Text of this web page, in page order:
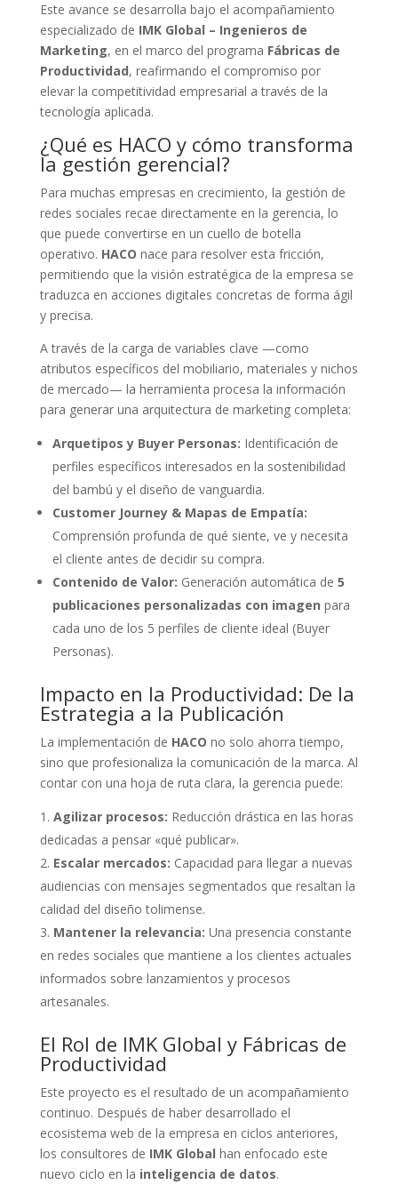
Este avance se desarrolla bajo el acompañamiento
especializado de IMK Global – Ingenieros de
Marketing, en el marco del programa Fábricas de
Productividad, reafirmando el compromiso por
elevar la competitividad empresarial a través de la
tecnología aplicada.
¿Qué es HACO y cómo transforma
la gestión gerencial?
Para muchas empresas en crecimiento, la gestión de
redes sociales recae directamente en la gerencia, lo
que puede convertirse en un cuello de botella
operativo. HACO nace para resolver esta fricción,
permitiendo que la visión estratégica de la empresa se
traduzca en acciones digitales concretas de forma ágil
y precisa.
A través de la carga de variables clave —como
atributos específicos del mobiliario, materiales y nichos
de mercado— la herramienta procesa la información
para generar una arquitectura de marketing completa:
Arquetipos y Buyer Personas: Identificación de
perfiles específicos interesados en la sostenibilidad
del bambú y el diseño de vanguardia.
Customer Journey & Mapas de Empatía:
Comprensión profunda de qué siente, ve y necesita
el cliente antes de decidir su compra.
Contenido de Valor: Generación automática de 5
publicaciones personalizadas con imagen para
cada uno de los 5 perfiles de cliente ideal (Buyer
Personas).
Impacto en la Productividad: De la
Estrategia a la Publicación
La implementación de HACO no solo ahorra tiempo,
sino que profesionaliza la comunicación de la marca. Al
contar con una hoja de ruta clara, la gerencia puede:
Agilizar procesos: Reducción drástica en las horas
dedicadas a pensar «qué publicar».
Escalar mercados: Capacidad para llegar a nuevas
audiencias con mensajes segmentados que resaltan la
calidad del diseño tolimense.
Mantener la relevancia: Una presencia constante
en redes sociales que mantiene a los clientes actuales
informados sobre lanzamientos y procesos
artesanales.
El Rol de IMK Global y Fábricas de
Productividad
Este proyecto es el resultado de un acompañamiento
continuo. Después de haber desarrollado el
ecosistema web de la empresa en ciclos anteriores,
los consultores de IMK Global han enfocado este
nuevo ciclo en la inteligencia de datos.